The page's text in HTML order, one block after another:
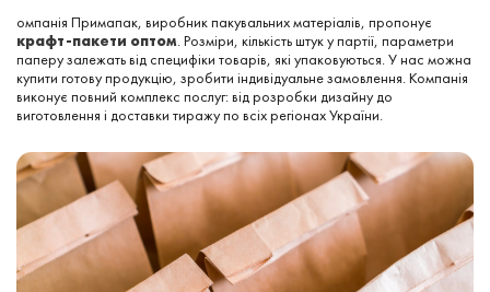
омпанія Примапак, виробник пакувальних матеріалів, пропонує
крафт-пакети оптом. Розміри, кількість штук у партії, параметри
паперу залежать від специфіки товарів, які упаковуються. У нас можна
купити готову продукцію, зробити індивідуальне замовлення. Компанія
виконує повний комплекс послуг: від розробки дизайну до
виготовлення і доставки тиражу по всіх регіонах України.